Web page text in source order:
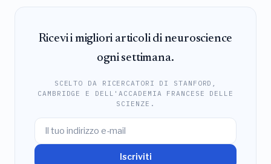
Ricevi i migliori articoli di neuroscience
ogni settimana.
SCELTO DA RICERCATORI DI STANFORD,
CAMBRIDGE E DELL'ACCADEMIA FRANCESE DELLE
SCIENZE.
Iscriviti